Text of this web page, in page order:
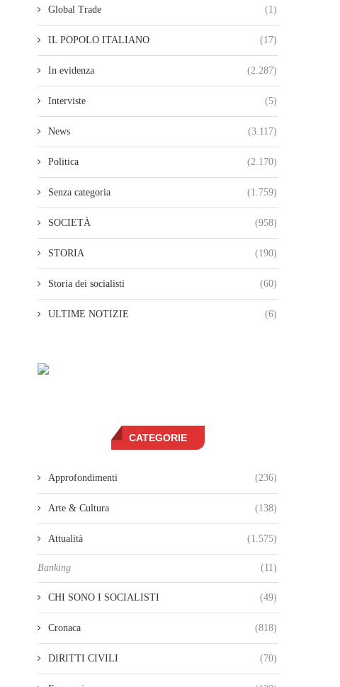
Global Trade (1)
IL POPOLO ITALIANO (17)
In evidenza (2.287)
Interviste (5)
News (3.117)
Politica (2.170)
Senza categoria (1.759)
SOCIETÀ (958)
STORIA (190)
Storia dei socialisti (60)
ULTIME NOTIZIE (6)
CATEGORIE
Approfondimenti (236)
Arte & Cultura (138)
Attualità (1.575)
Banking (11)
CHI SONO I SOCIALISTI (49)
Cronaca (818)
DIRITTI CIVILI (70)